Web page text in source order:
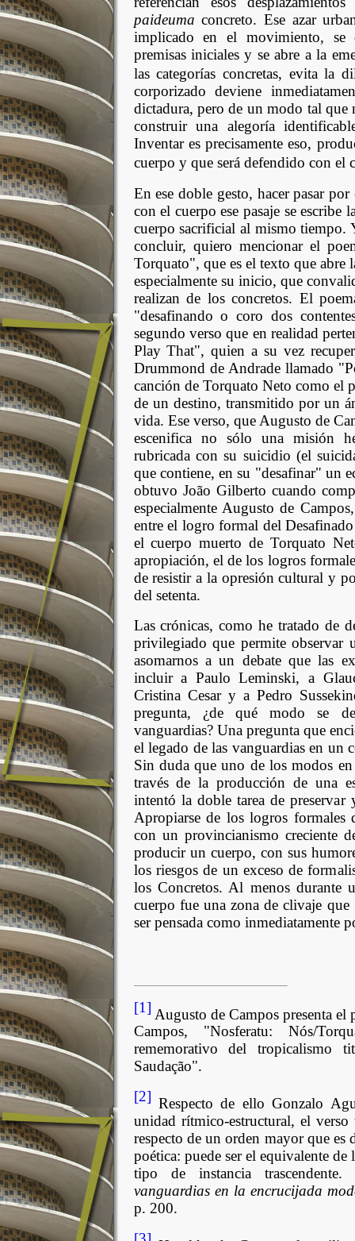
paideumaconcreto. Ese azar
implicado en el movimiento, se
premisas iniciales y se abre a la
las categorías concretas, evita la
corporizado deviene
dictadura, pero de un modo tal
construir una alegoría
Inventar es precisamente eso,
cuerpo y que será defendido con el
En ese doble gesto, hacer pasar
con el cuerpo ese pasaje se
cuerpo sacrificial al mismo tiempo.
concluir, quiero mencionar el
Torquato", que es el texto que abre
especialmente su inicio, que
realizan de los concretos. El
"desafinando o coro dos
segundo verso que en realidad
Play That", quien a su vez
Drummond de Andrade llamado
canción de Torquato Neto como el
de un destino, transmitido por un
vida. Ese verso, que Augusto de
escenifica no sólo una misión
rubricada con su suicidio (el
que contiene, en su "desafinar" un
obtuvo João Gilberto cuando
especialmente Augusto de
entre el logro formal del
el cuerpo muerto de Torquato
apropiación, el de los logros
de resistir a la opresión cultural y
del setenta.
Las crónicas, como he tratado de
privilegiado que permite observar
asomarnos a un debate que las
incluir a Paulo Leminski, a
Cristina Cesar y a Pedro
pregunta, ¿de qué modo se
vanguardias? Una pregunta que
el legado de las vanguardias en un
Sin duda que uno de los modos
través de la producción de una
intentó la doble tarea de
Apropiarse de los logros formales
con un provincianismo creciente
producir un cuerpo, con sus
los riesgos de un exceso de
los Concretos. Al menos durante
cuerpo fue una zona de clivaje
ser pensada como
[1] Augusto de Campos presenta
Campos, "Nosferatu: Nós/
rememorativo del tropicalismo
Saudação".
[2] Respecto de ello Gonzalo
unidad rítmico-estructural, el
respecto de un orden mayor que es
poética: puede ser el equivalente
tipo de instancia
vanguardias en la encrucijada
p. 200.